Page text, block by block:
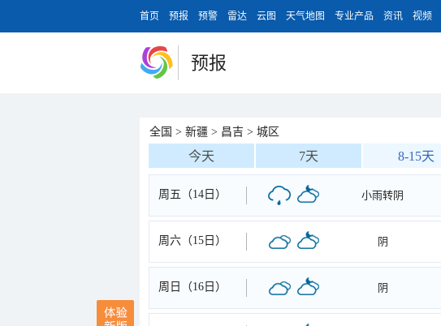
首页 预报 预警 雷达 云图 天气地图 专业产品 资讯 视频
预报
全国 > 新疆 > 昌吉 > 城区
今天 7天 8-15天
周五（14日） 小雨转阴
周六（15日） 阴
周日（16日） 阴